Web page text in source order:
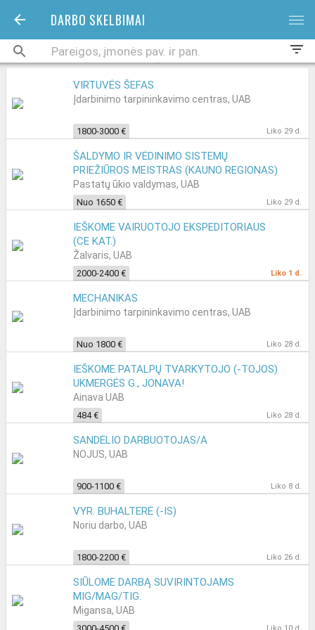
DARBO SKELBIMAI bars
filter_list
VIRTUVĖS ŠEFAS
Įdarbinimo tarpininkavimo centras, UAB
1800-3000 € Liko 29 d.
ŠALDYMO IR VĖDINIMO SISTEMŲ
PRIEŽIŪROS MEISTRAS (KAUNO REGIONAS)
Pastatų ūkio valdymas, UAB
Nuo 1650 € Liko 29 d.
IEŠKOME VAIRUOTOJO EKSPEDITORIAUS
(CE KAT.)
Žalvaris, UAB
2000-2400 € Liko 1 d.
MECHANIKAS
Įdarbinimo tarpininkavimo centras, UAB
Nuo 1800 € Liko 28 d.
IEŠKOME PATALPŲ TVARKYTOJO (-TOJOS)
UKMERGĖS G., JONAVA!
Ainava UAB
484 € Liko 28 d.
SANDĖLIO DARBUOTOJAS/A
NOJUS, UAB
900-1100 € Liko 8 d.
VYR. BUHALTERĖ (-IS)
Noriu darbo, UAB
1800-2200 € Liko 26 d.
SIŪLOME DARBĄ SUVIRINTOJAMS
MIG/MAG/TIG.
Migansa, UAB